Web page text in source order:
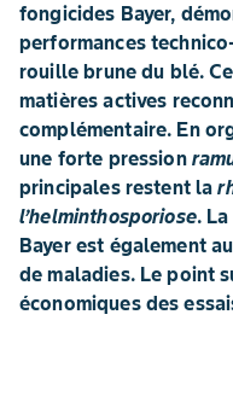
fongicides Bayer,
performances
rouille brune du blé.
matières actives
complémentaire. En
une forte pression
principales restent la
l’helminthosporiose.
Bayer est également
de maladies. Le point
économiques des